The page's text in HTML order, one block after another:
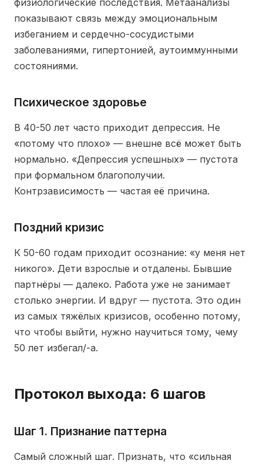
физиологические последствия. Метаанализы
показывают связь между эмоциональным
избеганием и сердечно-сосудистыми
заболеваниями, гипертонией, аутоиммунными
состояниями.
Психическое здоровье
В 40-50 лет часто приходит депрессия. Не
«потому что плохо» — внешне всё может быть
нормально. «Депрессия успешных» — пустота
при формальном благополучии.
Контрзависимость — частая её причина.
Поздний кризис
К 50-60 годам приходит осознание: «у меня нет
никого». Дети взрослые и отдалены. Бывшие
партнёры — далеко. Работа уже не занимает
столько энергии. И вдруг — пустота. Это один
из самых тяжёлых кризисов, особенно потому,
что чтобы выйти, нужно научиться тому, чему
50 лет избегал/-а.
Протокол выхода: 6 шагов
Шаг 1. Признание паттерна
Самый сложный шаг. Признать, что «сильная